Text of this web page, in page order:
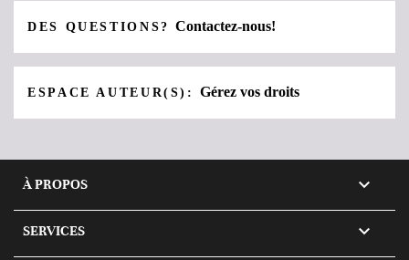
DES QUESTIONS?Contactez-nous!
ESPACE AUTEUR(S):Gérez vos droits
À PROPOS 
SERVICES 